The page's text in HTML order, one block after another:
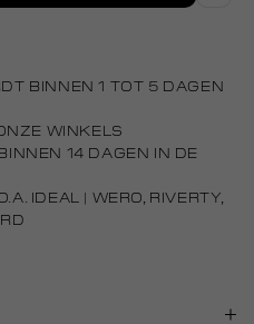
BINNEN 1 TOT 5 DAGEN
WINKELS
14 DAGEN IN DE
IDEAL | WERO, RIVERTY,